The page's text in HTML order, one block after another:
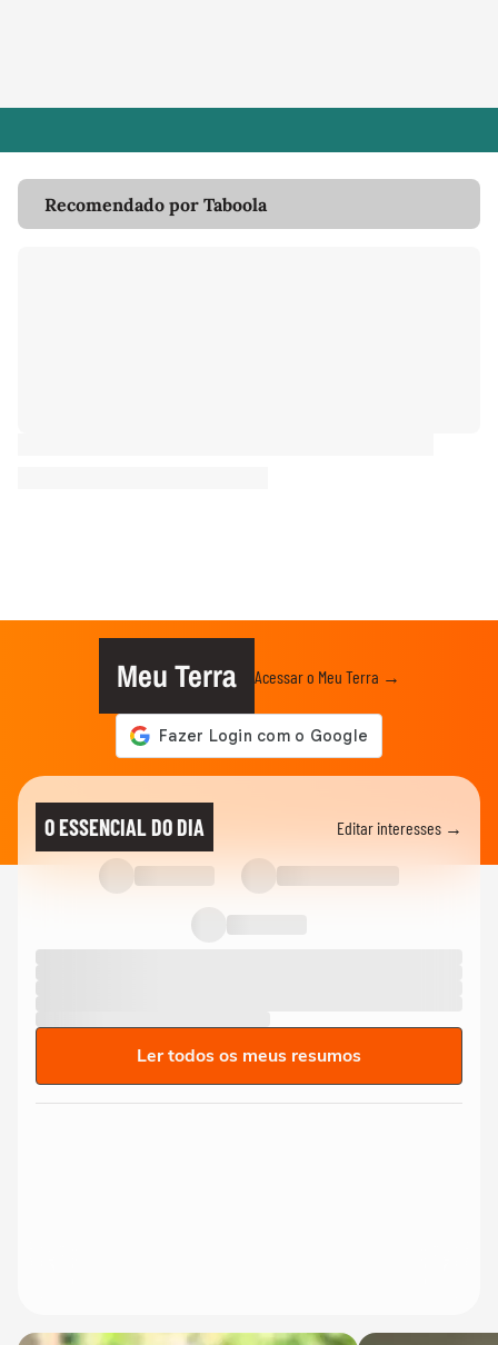
Recomendado por Taboola
Meu Terra Acessar o Meu Terra →
O ESSENCIAL DO DIA Editar interesses →
Ler todos os meus resumos